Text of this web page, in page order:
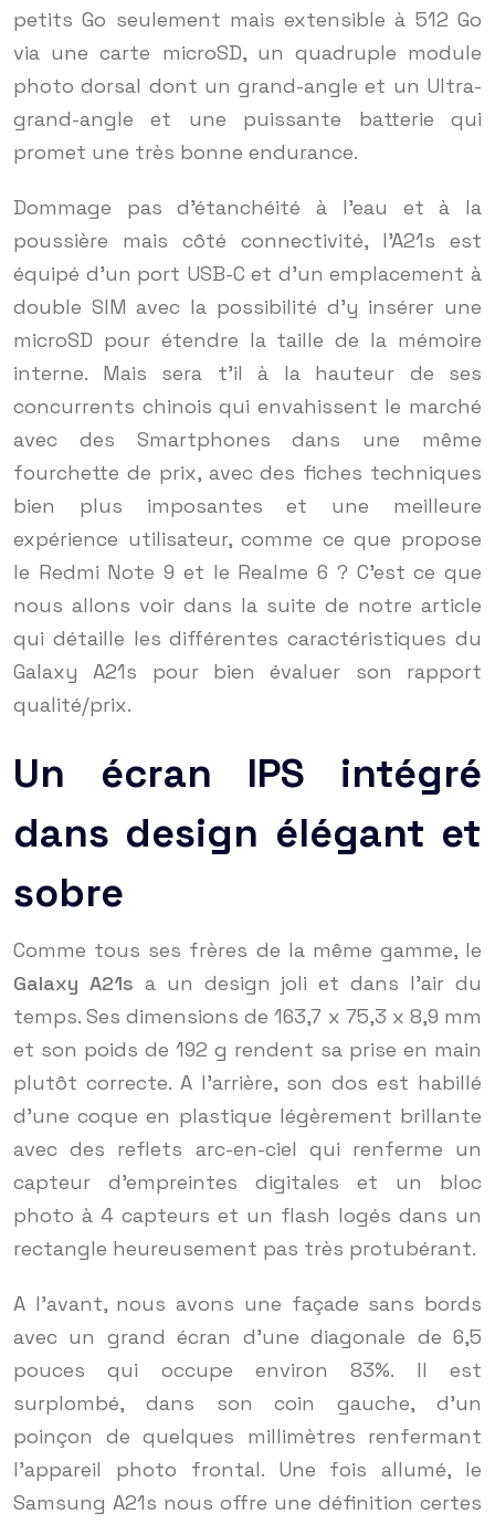
petits Go seulement mais extensible à 512 Go
via une carte microSD, un quadruple module
photo dorsal dont un grand-angle et un Ultra-
grand-angle et une puissante batterie qui
promet une très bonne endurance.
Dommage pas d’étanchéité à l’eau et à la
poussière mais côté connectivité, l’A21s est
équipé d’un port USB-C et d’un emplacement à
double SIM avec la possibilité d’y insérer une
microSD pour étendre la taille de la mémoire
interne. Mais sera t’il à la hauteur de ses
concurrents chinois qui envahissent le marché
avec des Smartphones dans une même
fourchette de prix, avec des fiches techniques
bien plus imposantes et une meilleure
expérience utilisateur, comme ce que propose
le Redmi Note 9 et le Realme 6 ? C’est ce que
nous allons voir dans la suite de notre article
qui détaille les différentes caractéristiques du
Galaxy A21s pour bien évaluer son rapport
qualité/prix.
Un écran IPS intégré
dans design élégant et
sobre
Comme tous ses frères de la même gamme, le
Galaxy A21s a un design joli et dans l’air du
temps. Ses dimensions de 163,7 x 75,3 x 8,9 mm
et son poids de 192 g rendent sa prise en main
plutôt correcte. A l’arrière, son dos est habillé
d’une coque en plastique légèrement brillante
avec des reflets arc-en-ciel qui renferme un
capteur d’empreintes digitales et un bloc
photo à 4 capteurs et un flash logés dans un
rectangle heureusement pas très protubérant.
A l’avant, nous avons une façade sans bords
avec un grand écran d’une diagonale de 6,5
pouces qui occupe environ 83%. Il est
surplombé, dans son coin gauche, d’un
poinçon de quelques millimètres renfermant
l’appareil photo frontal. Une fois allumé, le
Samsung A21s nous offre une définition certes